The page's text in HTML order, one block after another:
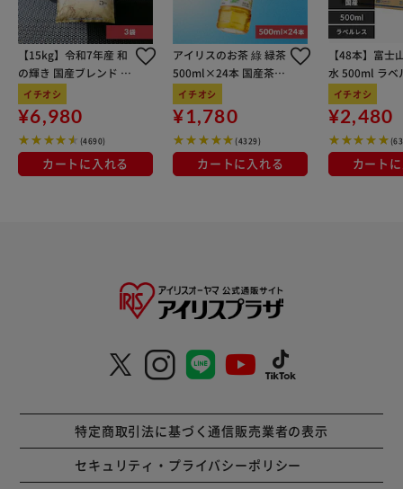
【15kg】令和7年産 和
の輝き 国産ブレンド 5
kg×3袋
イチオシ
¥6,980
(4690)
カートに入れる
アイリスのお茶 綠 緑茶
500ml×24本 国産茶葉
100％使用
イチオシ
¥1,780
(4329)
カートに入れる
【48本】富士
水 500ml ラベ
イチオシ
¥2,480
カート
特定商取引法に基づく通信販売業者の表示
セキュリティ・プライバシーポリシー